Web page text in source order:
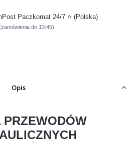
Paczkomat 24/7 ⭐ (Polska)
do 13:45)
Opis
PRZEWODÓW